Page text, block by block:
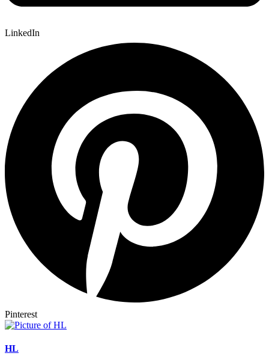
LinkedIn
Pinterest
HL